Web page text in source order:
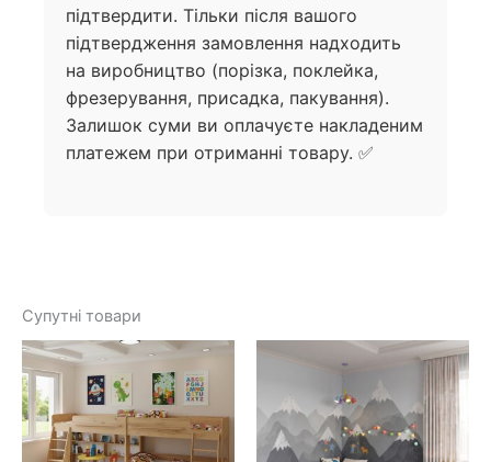
підтвердити. Тільки після вашого
підтвердження замовлення надходить
на виробництво (порізка, поклейка,
фрезерування, присадка, пакування).
Залишок суми ви оплачуєте накладеним
платежем при отриманні товару. ✅
Супутні товари